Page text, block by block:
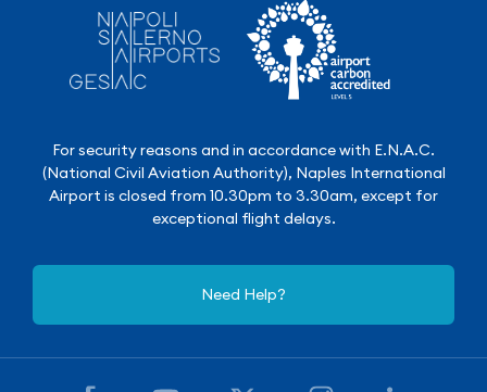
For security reasons and in accordance with E.N.A.C.
(National Civil Aviation Authority), Naples International
Airport is closed from 10.30pm to 3.30am, except for
exceptional flight delays.
Need Help?